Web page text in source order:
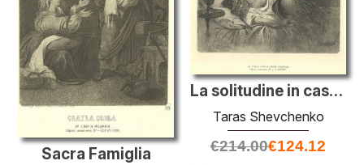
Sacra Famiglia
La solitudine in casa sua
Taras Shevchenko
€214.00€124.12